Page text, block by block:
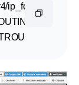
ip_forward
-s
-s